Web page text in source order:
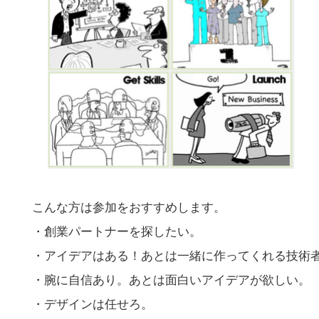
こんな方は参加をおすすめします。
・創業パートナーを探したい。
・アイデアはある！あとは一緒に作ってくれる技術
・腕に自信あり。あとは面白いアイデアが欲しい。
・デザインは任せろ。